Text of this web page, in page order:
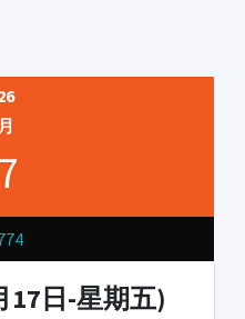
17日-星期五)